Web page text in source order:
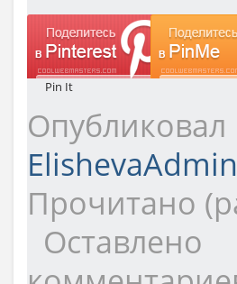
Pin It
Опубликовал
ElishevaAdmin
Прочитано
Оставлено